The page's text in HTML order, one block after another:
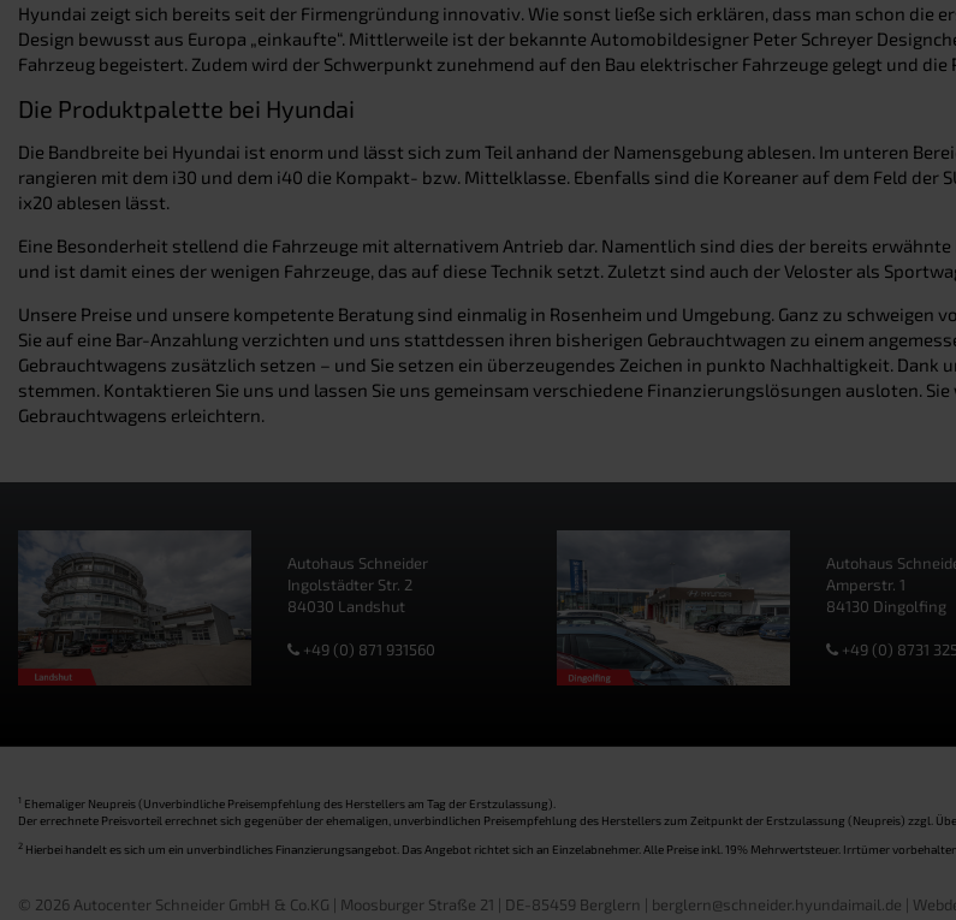
Hyundai zeigt sich bereits seit der Firmengründung innovativ. Wie sonst ließe sich erklären, dass man schon die
Design bewusst aus Europa „einkaufte“. Mittlerweile ist der bekannte Automobildesigner Peter Schreyer
Fahrzeug begeistert. Zudem wird der Schwerpunkt zunehmend auf den Bau elektrischer Fahrzeuge gelegt und
Die Produktpalette bei Hyundai
Die Bandbreite bei Hyundai ist enorm und lässt sich zum Teil anhand der Namensgebung ablesen. Im unteren
rangieren mit dem i30 und dem i40 die Kompakt- bzw. Mittelklasse. Ebenfalls sind die Koreaner auf dem Feld der
ix20 ablesen lässt.
Eine Besonderheit stellend die Fahrzeuge mit alternativem Antrieb dar. Namentlich sind dies der bereits
und ist damit eines der wenigen Fahrzeuge, das auf diese Technik setzt. Zuletzt sind auch der Veloster als
Unsere Preise und unsere kompetente Beratung sind einmalig in Rosenheim und Umgebung. Ganz zu
Sie auf eine Bar-Anzahlung verzichten und uns stattdessen ihren bisherigen Gebrauchtwagen zu einem
Gebrauchtwagens zusätzlich setzen – und Sie setzen ein überzeugendes Zeichen in punkto Nachhaltigkeit.
stemmen. Kontaktieren Sie uns und lassen Sie uns gemeinsam verschiedene Finanzierungslösungen ausloten.
Gebrauchtwagens erleichtern.
Autohaus Schneider
Ingolstädter Str. 2
84030 Landshut
+49 (0) 871 931560
Autohaus
Amperstr. 1
84130 Dingolfing
+49 (0) 8731
1 Ehemaliger Neupreis (Unverbindliche Preisempfehlung des Herstellers am Tag der Erstzulassung).
Der errechnete Preisvorteil errechnet sich gegenüber der ehemaligen, unverbindlichen Preisempfehlung des Herstellers zum Zeitpunkt der Erstzulassung (Neupreis) zzgl.
2 Hierbei handelt es sich um ein unverbindliches Finanzierungsangebot. Das Angebot richtet sich an Einzelabnehmer. Alle Preise inkl. 19% Mehrwertsteuer. Irrtümer vorbehalten.
© 2026 Autocenter Schneider GmbH & Co.KG | Moosburger Straße 21 | DE-85459 Berglern | berglern@schneider.hyundaimail.de |